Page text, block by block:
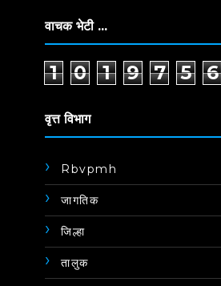
वाचक भेटी ...
1 0 1 9 7 5 6
वृत्त विभाग
Rbvpmh
जागतिक
जिल्हा
तालुक